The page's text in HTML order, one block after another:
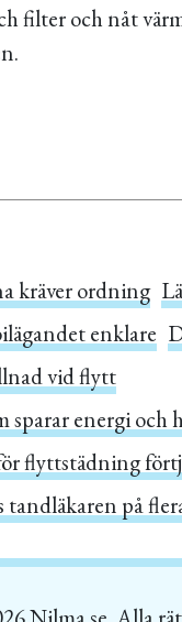
filter och nåt
kräver ordning
enklare
vid flytt
sparar energi och
flyttstädning
på